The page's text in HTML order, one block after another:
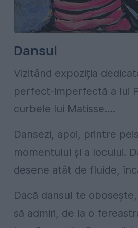
Dansul
Vizitând expoziția
perfect-imperfectă a lui
curbele lui Matisse….
Dansezi, apoi, printre
momentului și a locului.
desene atât de fluide,
Dacă dansul te
să admiri, de la o